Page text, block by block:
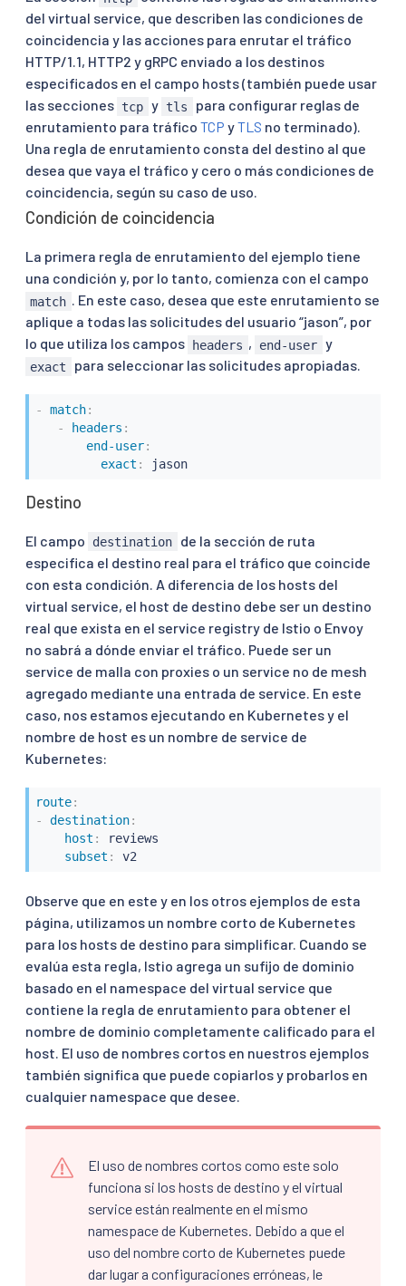
del virtual service, que describen las condiciones de
coincidencia y las acciones para enrutar el tráfico
HTTP/1.1, HTTP2 y gRPC enviado a los destinos
especificados en el campo hosts (también puede usar
las secciones tcp y tls
para configurar reglas de
enrutamiento para tráfico TCP yTLS no terminado).
Una regla de enrutamiento consta del destino al que
desea que vaya el tráfico y cero o más condiciones de
coincidencia, según su caso de uso.
Condición de coincidencia
La primera regla de enrutamiento del ejemplo tiene
una condición y, por lo tanto, comienza con el campo
match . En este caso, desea que este enrutamiento se
aplique a todas las solicitudes del usuario “jason”, por
lo que utiliza los campos headers , end-user y
exact para seleccionar las solicitudes apropiadas.
- match:
-
headers :
end-user:
exact : jason
Destino
El campo destination
de la sección de ruta
especifica el destino real para el tráfico que coincide
con esta condición. A diferencia de los hosts del
virtual service, el host de destino debe ser un destino
real que exista en el service registry de Istio o Envoy
no sabrá a dónde enviar el tráfico. Puede ser un
service de malla con proxies o un service no de mesh
agregado mediante una entrada de service. En este
caso, nos estamos ejecutando en Kubernetes y el
nombre de host es un nombre de service de
Kubernetes:
route:
-
destination:
host :
reviews
subset : v2
Observe que en este y en los otros ejemplos de esta
página, utilizamos un nombre corto de Kubernetes
para los hosts de destino para simplificar. Cuando se
evalúa esta regla, Istio agrega un sufijo de dominio
basado en el namespace del virtual service que
contiene la regla de enrutamiento para obtener el
nombre de dominio completamente calificado para el
host. El uso de nombres cortos en nuestros ejemplos
también significa que puede copiarlos y probarlos en
cualquier namespace que desee.
El uso de nombres cortos como este solo
funciona si los hosts de destino y el virtual
service están realmente en el mismo
namespace de Kubernetes. Debido a que el
uso del nombre corto de Kubernetes puede
dar lugar a configuraciones erróneas, le